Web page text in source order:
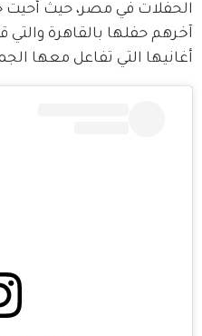
الحفلات في مصر، حيث
آخرهم حفلها بالقاهرة
أغانيها التي تفاعل معها